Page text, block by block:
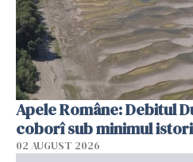
Apele Române: Debitul
coborî sub minimul
02 AUGUST 2026